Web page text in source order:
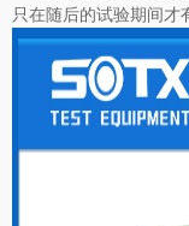
只在随后的试验期间才